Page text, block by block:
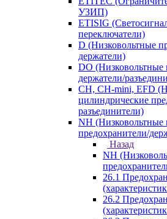
УЗИП)
ETISIG
переключатели)
D (Низковольтные
держатели)
DO (Низковольтные
держатели/
CH, CH-mini, EFD
цилиндрические
разъединители)
NH (Низковольтные
предохранители/
Назад
NH
26.1
26.2